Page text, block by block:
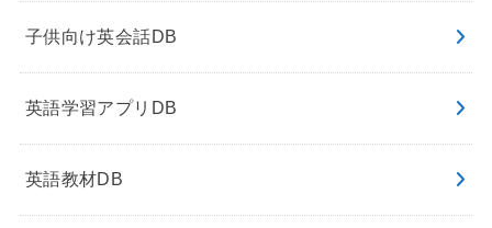
子供向け英会話DB
英語学習アプリDB
英語教材DB